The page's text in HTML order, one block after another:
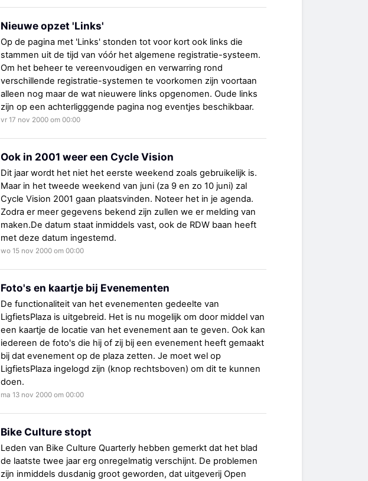
Nieuwe opzet 'Links'
Op de pagina met 'Links' stonden tot voor kort ook links die
stammen uit de tijd van vóór het algemene registratie-systeem.
Om het beheer te vereenvoudigen en verwarring rond
verschillende registratie-systemen te voorkomen zijn voortaan
alleen nog maar de wat nieuwere links opgenomen. Oude links
zijn op een achterligggende pagina nog eventjes beschikbaar.
vr 17 nov 2000 om 00:00
Ook in 2001 weer een Cycle Vision
Dit jaar wordt het niet het eerste weekend zoals gebruikelijk is.
Maar in het tweede weekend van juni (za 9 en zo 10 juni) zal
Cycle Vision 2001 gaan plaatsvinden. Noteer het in je agenda.
Zodra er meer gegevens bekend zijn zullen we er melding van
maken.De datum staat inmiddels vast, ook de RDW baan heeft
met deze datum ingestemd.
wo 15 nov 2000 om 00:00
Foto's en kaartje bij Evenementen
De functionaliteit van het evenementen gedeelte van
LigfietsPlaza is uitgebreid. Het is nu mogelijk om door middel van
een kaartje de locatie van het evenement aan te geven. Ook kan
iedereen de foto's die hij of zij bij een evenement heeft gemaakt
bij dat evenement op de plaza zetten. Je moet wel op
LigfietsPlaza ingelogd zijn (knop rechtsboven) om dit te kunnen
doen.
ma 13 nov 2000 om 00:00
Bike Culture stopt
Leden van Bike Culture Quarterly hebben gemerkt dat het blad
de laatste twee jaar erg onregelmatig verschijnt. De problemen
zijn inmiddels dusdanig groot geworden, dat uitgeverij Open